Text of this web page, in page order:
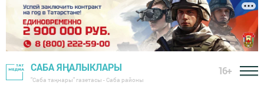
САБА ЯҢАЛЫКЛАРЫ
"Саба таңнары" газетасы - Саба районы
16+